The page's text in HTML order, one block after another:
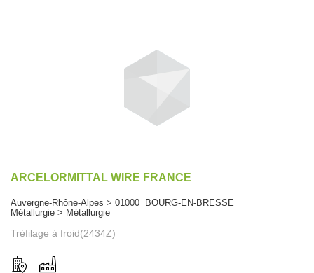
ARCELORMITTAL WIRE FRANCE
Auvergne-Rhône-Alpes > 01000 BOURG-EN-BRESSE
Métallurgie > Métallurgie
Tréfilage à froid(2434Z)